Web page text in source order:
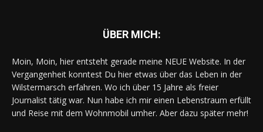
ÜBER MICH:
Moin, Moin, hier entsteht gerade meine NEUE Website. In der
Vergangenheit konntest Du hier etwas über das Leben in der
Wilstermarsch erfahren. Wo ich über 15 Jahre als freier
Journalist tätig war. Nun habe ich mir einen Lebenstraum erfüllt
und Reise mit dem Wohnmobil umher. Aber dazu später mehr!